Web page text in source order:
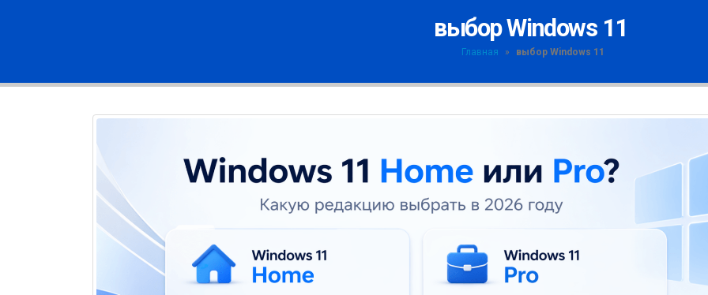
выбор Windows 11
Главная » выбор Windows 11